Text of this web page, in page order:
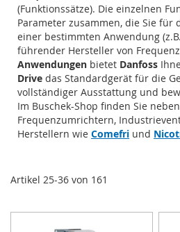
(Funktionssätze). Die einzelnen
Parameter zusammen, die Sie für
einer bestimmten Anwendung
führender Hersteller von
Anwendungen bietet Danfoss
Drive das Standardgerät für die
vollständiger Ausstattung und
Im Buschek-Shop finden Sie
Frequenzumrichtern,
Herstellern wie Comefri und
Artikel 25-36 von 161